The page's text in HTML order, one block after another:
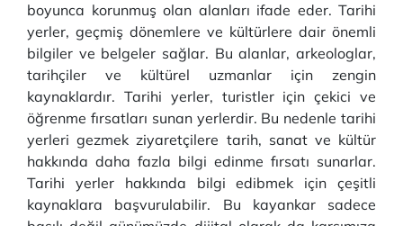
boyunca korunmuş olan alanları ifade eder. Tarihi
yerler, geçmiş dönemlere ve kültürlere dair önemli
bilgiler ve belgeler sağlar. Bu alanlar, arkeologlar,
tarihçiler ve kültürel uzmanlar için zengin
kaynaklardır. Tarihi yerler, turistler için çekici ve
öğrenme fırsatları sunan yerlerdir. Bu nedenle tarihi
yerleri gezmek ziyaretçilere tarih, sanat ve kültür
hakkında daha fazla bilgi edinme fırsatı sunarlar.
Tarihi yerler hakkında bilgi edibmek için çeşitli
kaynaklara başvurulabilir. Bu kayankar sadece